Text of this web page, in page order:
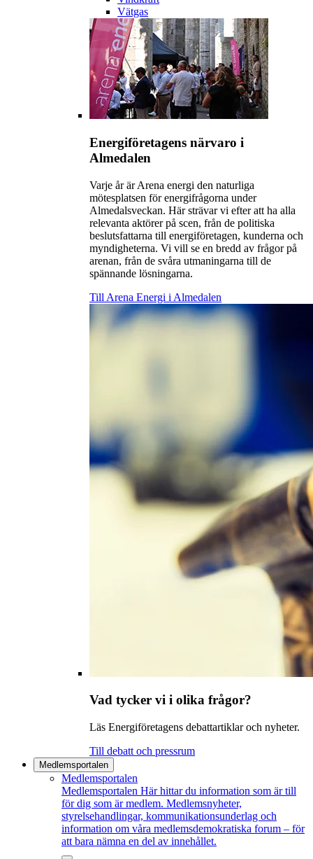
Vätgas
Energiföretagens närvaro i
Almedalen
Varje år är Arena energi den naturliga
mötesplatsen för energifrågorna under
Almedalsveckan. Här strävar vi efter att ha alla
relevanta aktörer på scen, från de politiska
beslutsfattarna till energiföretagen, kunderna och
myndigheterna. Vi vill se en bredd av frågor på
arenan, från de svåra utmaningarna till de
spännande lösningarna.
Till Arena Energi i Almedalen
Vad tycker vi i olika frågor?
Läs Energiföretagens debattartiklar och nyheter.
Till debatt och pressrum
Medlemsportalen
Medlemsportalen
Medlemsportalen Här hittar du information som är till
för dig som är medlem. Medlemsnyheter,
styrelsehandlingar, kommunikationsunderlag och
information om våra medlemsdemokratiska forum – för
att bara nämna en del av innehållet.